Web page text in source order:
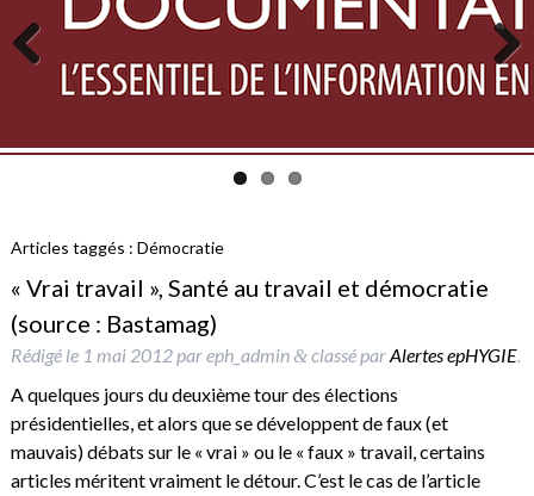
Previous Next
Articles taggés : Démocratie
« Vrai travail », Santé au travail et démocratie
(source : Bastamag)
Rédigé le 1 mai 2012pareph_admin &classé parAlertes epHYGIE.
A quelques jours du deuxième tour des élections
présidentielles, et alors que se développent de faux (et
mauvais) débats sur le « vrai » ou le « faux » travail, certains
articles méritent vraiment le détour. C’est le cas de l’article